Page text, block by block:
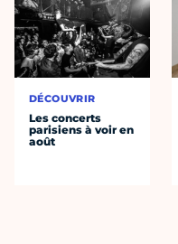
DÉCOUVRIR
Les concerts
parisiens à voir en
août